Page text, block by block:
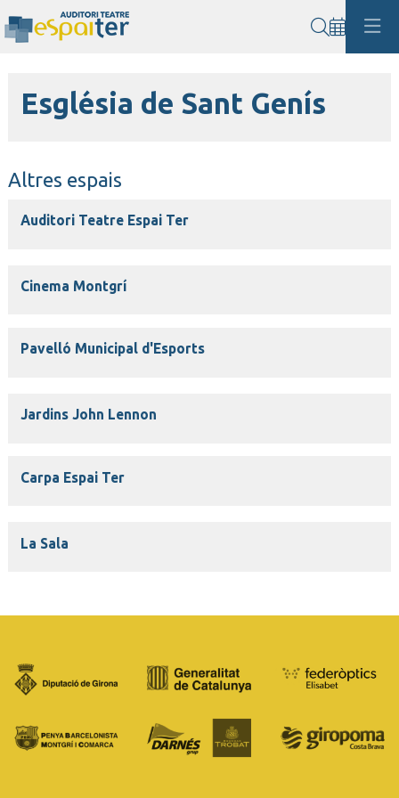
Església de Sant Genís
Altres espais
Auditori Teatre Espai Ter
Cinema Montgrí
Pavelló Municipal d'Esports
Jardins John Lennon
Carpa Espai Ter
La Sala